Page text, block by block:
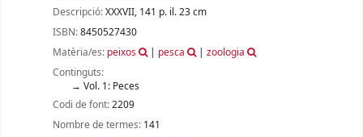
Descripció:XXXVII, 141 p. il. 23 cm
ISBN:8450527430
Matèria/es: peixos | pesca |zoologia
Continguts:
Vol. 1: Peces
Codi de font:2209
Nombre de termes: 141